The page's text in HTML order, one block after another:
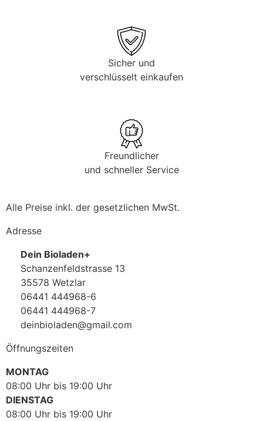
Sicher und
verschlüsselt einkaufen
Freundlicher
und schneller Service
Alle Preise inkl. der gesetzlichen MwSt.
Adresse
Dein Bioladen+
Schanzenfeldstrasse 13
35578 Wetzlar
06441 444968-6
06441 444968-7
deinbioladen@gmail.com
Öffnungszeiten
MONTAG
08:00 Uhr bis 19:00 Uhr
DIENSTAG
08:00 Uhr bis 19:00 Uhr